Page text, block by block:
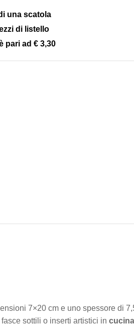
una scatola
di listello
pari ad € 3,30
7×20 cm e uno spessore di
sottili o inserti artistici in cucina